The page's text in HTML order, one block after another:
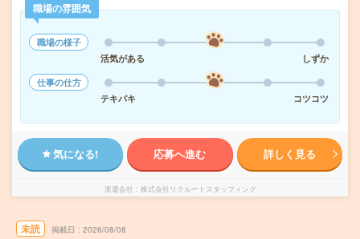
職場の雰囲気
職場の様子
活気がある
しずか
仕事の仕方
テキパキ
コツコツ
気になる! 応募へ進む 詳しく見る
派遣会社 株式会社リクルートスタッフィング
未読 掲載日 2026/08/08